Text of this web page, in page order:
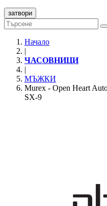
затвори
Начало
|
ЧАСОВНИЦИ
|
МЪЖКИ
Murex - Open Heart
SX-9